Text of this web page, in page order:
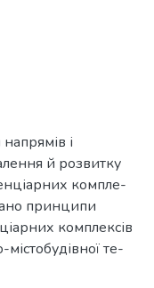
і
й розвитку
компле-
принципи
комплексів
містобудівної те-